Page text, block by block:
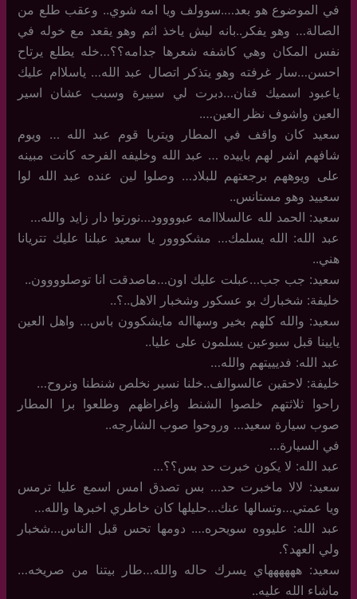
في الموضوع هو بعد….سوولف ويا امه شوي.. وعقب طلع من
الصالة… وهو يفكر..بانه ليش ياخذ اثم وهو يقعد مع خوله في
نفس المكان وهي كاشفه شعرها جدامه؟؟…خله يطلع يرتاح
احسن…سار غرفته وهو يتذكر اتصال عبد الله… ياسلاام عليك
ياعبود اسميك فنان…دبرت لي سييرة وسبب عشان اسير
العين واشوف نظر العين….
سعيد كان واقف في المطار ويتريا قوم عبد الله … ويوم
شافهم اشر لهم باييده … عبد الله وخليفه الفرحه كانت مبينه
على ويوههم برجعتهم للبلاد… وصلوا لين عنده عبد الله لوا
سعييد وهو مستانس..
سعيد: الحمد لله عالسلااامه عبوووود…نورتوا دار زايد والله…
عبد الله: الله يسلمك… مشكووور يا سعيد عبلنا عليك تتريانا
هني..
سعيد: جب جب…عبلت عليك اون…ماصدقت انا توصلوووون..
خليفة: شخبارك بو عسكور وشخبار الاهل..؟..
سعيد: والله كلهم بخير وسهااله مايشكوون باس… واهل العين
يايينا قبل سبوعين يسلمون على عليا..
عبد الله: فديييتهم والله…
خليفة: لاحقين عالسوالف..خلنا نسير نخلص شنطنا ونروح…
راحوا ثلاثتهم خلصوا الشنط واغراظهم وطلعوا برا المطار
صوب سيارة سعيد… وروحوا صوب الشارجه..
في السيارة…
عبد الله: لا يكون خبرت حد بس؟؟…
سعيد: لالا ماخبرت حد… بس تصدق امس اسمع عليا ترمس
ويا عمتي…وتسالها عنك…حليلها كان خاطري اخبرها والله…
عبد الله: عليووه سويحره…. دومها تحس قبل الناس…شخبار
ولي العهد؟.
سعيد: ههههههاي يسرك حاله والله…طار بيتنا من صريخه…
ماشاء الله عليه..